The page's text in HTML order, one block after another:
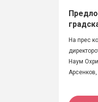
На прес
Наум
Арсенков,